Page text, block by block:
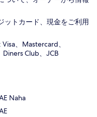
ットカード、現金をご利用
、Mastercard、
Club、JCB
Naha